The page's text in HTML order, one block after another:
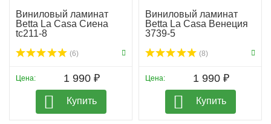
Виниловый ламинат
Betta La Casa Сиена
tc211-8
(6)
Цена: 1 990 ₽
Купить
Виниловый ламинат
Betta La Casa Венеция
3739-5
(8)
Цена: 1 990 ₽
Купить